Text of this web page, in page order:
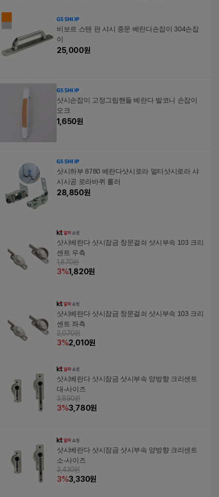
비보르 스텐 판 샤시 중문 베란다손잡이 304손잡
이
25,000원
샷시손잡이 고정그립핸들 베란다 발코니 손잡이
오크
1,650원
샷시하부 8780 베란다샷시로라 멀티샷시로라 샤
시시공 로라바퀴 롤러
28,850원
샷시베란다 샷시잠금 창문걸쇠 샷시부속 103 크리
센트 우측
1,870원
3%1,820원
샷시베란다 샷시잠금 창문걸쇠 샷시부속 103 크리
센트 좌측
2,070원
3%2,010원
샷시베란다 샷시잠금 샷시부속 양방향 크리센트
대-사이즈
3,890원
3%3,780원
샷시베란다 샷시잠금 샷시부속 양방향 크리센트
소-사이즈
3,430원
3%3,330원